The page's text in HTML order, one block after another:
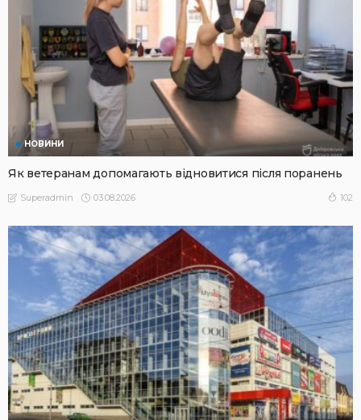
НОВИНИ
Як ветеранам допомагають відновитися після поранень
Superadmin 03.08.2026 102